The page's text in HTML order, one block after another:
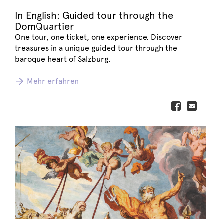
In English: Guided tour through the
DomQuartier
One tour, one ticket, one experience. Discover
treasures in a unique guided tour through the
baroque heart of Salzburg.
Mehr erfahren